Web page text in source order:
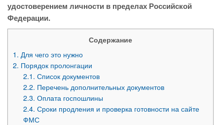
удостоверением личности в пределах Российской
Федерации.
Содержание
1. Для чего это нужно
2. Порядок пролонгации
2.1. Список документов
2.2. Перечень дополнительных документов
2.3. Оплата госпошлины
2.4. Сроки продления и проверка готовности на сайте
ФМС